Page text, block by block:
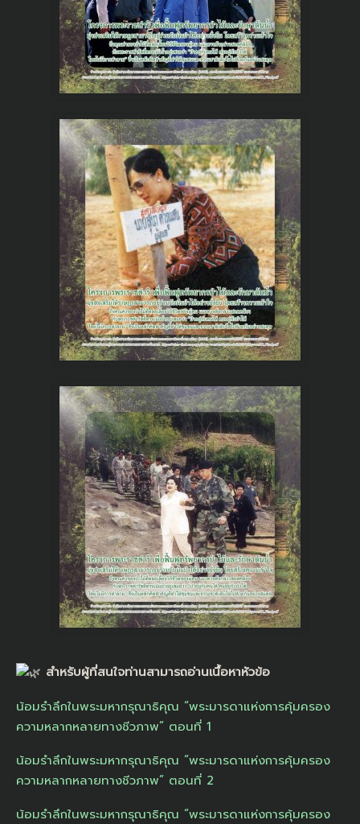
สำหรับผู้ที่สนใจท่านสามารถอ่านเนื้อหาหัวข้อ
น้อมรำลึกในพระมหากรุณาธิคุณ “พระมารดาแห่งการคุ้มครอง
ความหลากหลายทางชีวภาพ” ตอนที่ 1
น้อมรำลึกในพระมหากรุณาธิคุณ “พระมารดาแห่งการคุ้มครอง
ความหลากหลายทางชีวภาพ” ตอนที่ 2
น้อมรำลึกในพระมหากรุณาธิคุณ “พระมารดาแห่งการคุ้มครอง